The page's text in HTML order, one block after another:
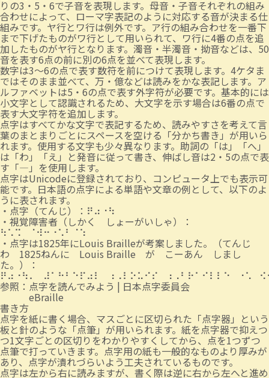
りの3・5・6で子音を表現します。母音・子音それぞれの組み
合わせによって、ローマ字表記のように対応する音が決まる仕
組みです。ヤ行とワ行は例外です。ア行の組み合わせを一番下
まで下げたものがワ行として用いられて、ワ行に4番の点を追
加したものがヤ行となります。濁音・半濁音・拗音などは、50
音を表す6点の前に別の6点を並べて表現します。
数字は3～6の点で表す数符を前につけて表現します。4ケタま
ではそのまま並べて、万・億などは読みをかな表記します。ア
ルファベットは5・6の点で表す外字符が必要です。基本的には
小文字として認識されるため、大文字を示す場合は6番の点で
表す大文字符を追加します。
点字はすべてかな文字で表記するため、読みやすさを考えて言
葉のまとまりごとにスペースを空ける「分かち書き」が用いら
れます。使用する文字も少々異なります。助詞の「は」「へ」
は「わ」「え」と発音に従って書き、伸ばし音は2・5の点で表
す「―」を使用します。
点字はUnicodeに登録されており、コンピュータ上でも表示可
能です。日本語の点字による単語や文章の例として、以下のよ
うに表されます。
・点字（てんじ）：⠟⠴⠐⠳
・視覚障害者（しかく しょーがいしゃ）：
⠳⠡⠩⠀⠈⠺⠒⠐⠡⠃⠈⠱
・点字は1825年にLouis Brailleが考案しました。（てんじ
わ 1825ねんに Louis Braille が こーあん しまし
た。）：
参照： 点字を読んでみよう | 日本点字委員会
eBraille
書き方
点字を紙に書く場合、マスごとに区切られた「点字器」という
板と針のような「点筆」が用いられます。紙を点字器で抑えつ
つ1文字ごとの区切りをわかりやすくしてから、点を1つずつ
点筆で打っていきます。点字用の紙も一般的なものより厚みが
あり、点字が潰れづらいよう工夫されているものです。
点字は左から右に読みますが、書く際は逆に右から左へと進め